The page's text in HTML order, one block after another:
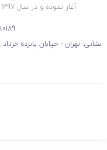
آغاز نموده و در سال 1397 با ظاهری جذاب و جدید ف
نشانی: تهران - خیابان پانزده